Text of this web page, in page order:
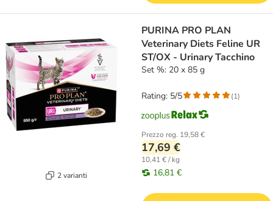
2 varianti
PURINA PRO PLAN
Veterinary Diets Feline UR
ST/OX - Urinary Tacchino
Set %: 20 x 85 g
Prezzo reg. 19,58 €
17,69 €
10,41 € / kg
16,81 €
Rating: 5/5 (1)